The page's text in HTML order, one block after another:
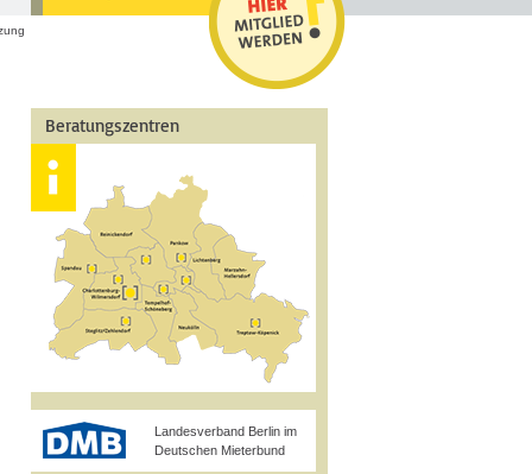
Beratungszentren
Landesverband Berlin im
Deutschen Mieterbund